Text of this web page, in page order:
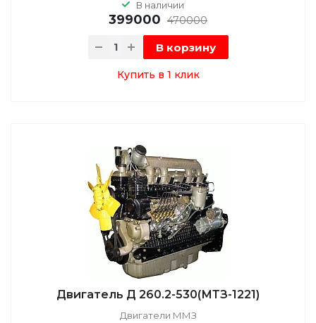
В наличии
399000 470000
В корзину
Купить в 1 клик
Двигатель Д 260.2-530(МТЗ-1221)
Двигатели ММЗ